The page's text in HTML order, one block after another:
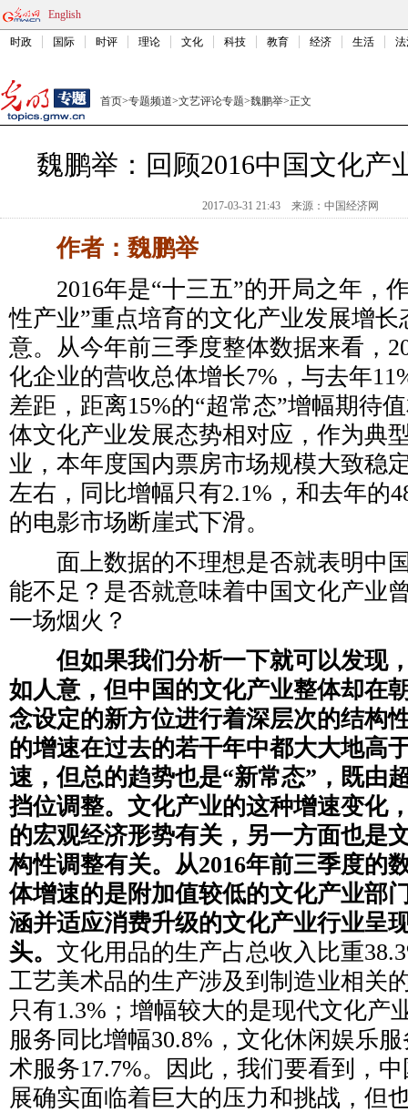
English
时政 国际 时评 理论 文化 科技 教育 经济 生活
首页>专题频道>文艺评论专题>魏鹏举>正文
魏鹏举：回顾2016中国文化产
2017-03-31 21:43 来源： 中国经济网
作者：魏鹏举
2016年是“十三五”的开局之年，
性产业”重点培育的文化产业发展增
意。从今年前三季度整体数据来看，
化企业的营收总体增长7%，与去年
差距，距离15%的“超常态”增幅期待
体文化产业发展态势相对应，作为典
业，本年度国内票房市场规模大致稳
左右，同比增幅只有2.1%，和去年的
的电影市场断崖式下滑。
面上数据的不理想是否就表明中
能不足？是否就意味着中国文化产业
一场烟火？
但如果我们分析一下就可以发现
如人意，但中国的文化产业整体却在
念设定的新方位进行着深层次的结构
的增速在过去的若干年中都大大地高
速，但总的趋势也是“新常态”，既由
挡位调整。文化产业的这种增速变化
的宏观经济形势有关，另一方面也是
构性调整有关。从2016年前三季度的
体增速的是附加值较低的文化产业部
涵并适应消费升级的文化产业行业呈
头。 文化用品的生产占总收入比重
工艺美术品的生产涉及到制造业相关
只有1.3%；增幅较大的是现代文化产
服务同比增幅30.8%，文化休闲娱乐
术服务17.7%。因此，我们要看到，
展确实面临着巨大的压力和挑战，但